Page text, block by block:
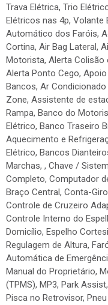
Trava Elétrica, Trio
Elétricos nas 4p, Volante
Automático dos Faróis,
Cortina, Air Bag Lateral,
Motorista, Alerta Colisão
Alerta Ponto Cego,
Bancos, Ar
Zone, Assistente de
Rampa, Banco do
Elétrico, Banco Traseiro
Aquecimento e
Elétrico, Bancos
Marchas, , Chave /
Completo, Computador
Braço Central, Conta-
Controle de Cruzeiro
Controle Interno do
Domicílio, Espelho
Regulagem de Altura,
Automática de
Manual do Proprietário,
(TPMS), MP3, Park
Pisca no Retrovisor,